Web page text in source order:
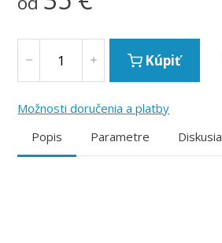
Kúpiť
Možnosti doručenia a platby
Popis
Parametre Diskusia